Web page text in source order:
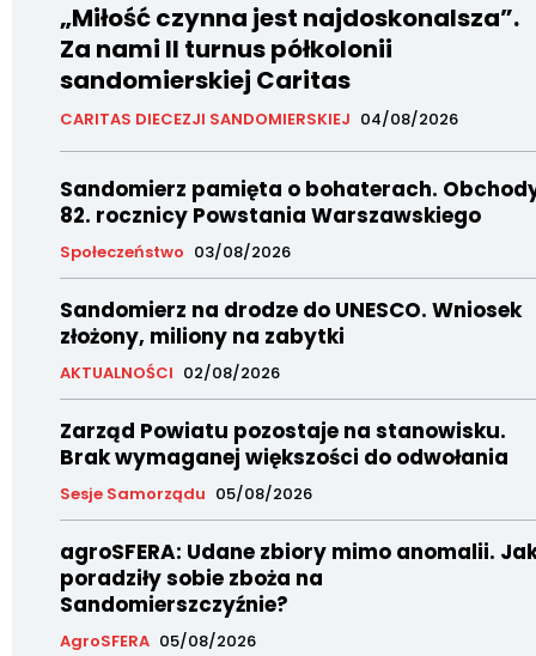
„Miłość czynna jest najdoskonalsza”.
Za nami II turnus półkolonii
sandomierskiej Caritas
CARITAS DIECEZJI SANDOMIERSKIEJ 04/08/2026
Sandomierz pamięta o bohaterach.
82. rocznicy Powstania Warszawskiego
Społeczeństwo 03/08/2026
Sandomierz na drodze do UNESCO. Wniosek
złożony, miliony na zabytki
AKTUALNOŚCI 02/08/2026
Zarząd Powiatu pozostaje na stanowisku.
Brak wymaganej większości do odwołania
Sesje Samorządu 05/08/2026
agroSFERA: Udane zbiory mimo anomalii.
poradziły sobie zboża na
Sandomierszczyźnie?
AgroSFERA 05/08/2026